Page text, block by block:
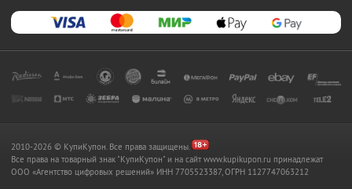
2010-2026 © КупиКупон. Все права защищены.
Все права на товарный знак "КупиКупон" и на сайт www.kupikupon.ru принадлежат
OOO «Агентство цифровых решений» ИНН 7705523387, ОГРН 1127747063212